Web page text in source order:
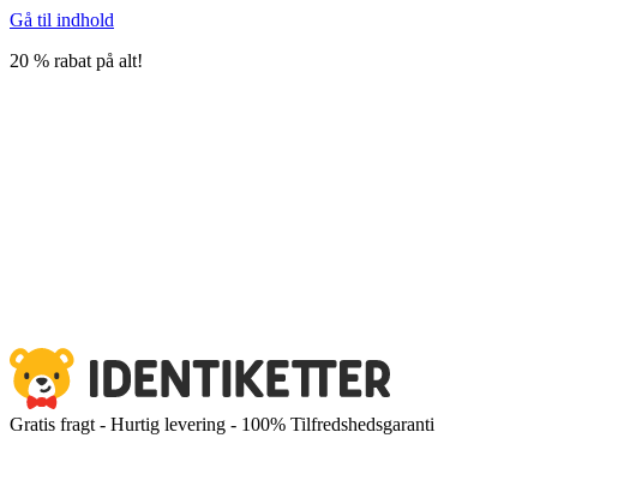
Gå til indhold
20 % rabat på alt!
Gratis fragt - Hurtig levering - 100% Tilfredshedsgaranti